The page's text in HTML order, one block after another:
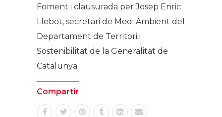
Foment i clausurada per Josep Enric
Llebot, secretari de Medi Ambient del
Departament de Territori i
Sostenibilitat de la Generalitat de
Catalunya.
Compartir